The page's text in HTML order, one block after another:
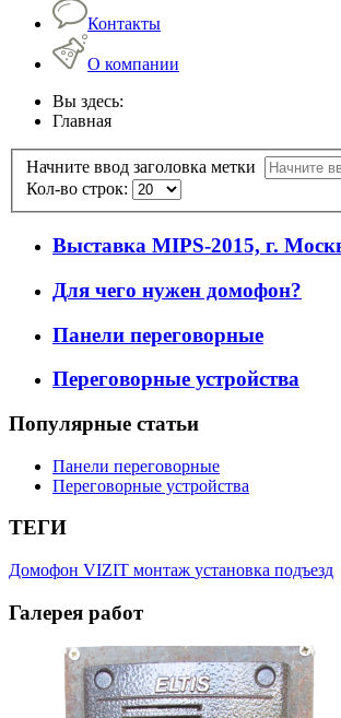
Контакты
О компании
Вы здесь:
Главная
Начните ввод заголовка метки
Кол-во строк:
Выставка MIPS-2015, г.
Для чего нужен домофон?
Панели переговорные
Переговорные устройства
Популярные статьи
Панели переговорные
Переговорные устройства
ТЕГИ
Домофон VIZIT монтаж установка подъезд
Галерея работ